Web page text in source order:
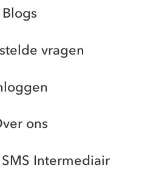
Blogs
vragen
ons
Intermediair